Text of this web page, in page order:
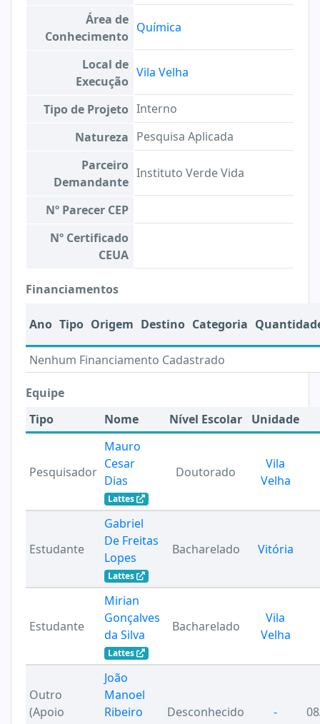
Área de
Conhecimento
Química
Local de
Execução
Vila Velha
Tipo de Projeto Interno
Natureza Pesquisa Aplicada
Parceiro
Demandante
Instituto Verde Vida
Nº Parecer CEP
Nº Certificado
CEUA
Financiamentos
Ano Tipo Origem Destino Categoria
Nenhum Financiamento Cadastrado
Equipe
Tipo
Nome Nível Escolar Unidade
Pesquisador
Mauro
Cesar
Dias
Lattes
Doutorado
Vila
Velha
Estudante
Gabriel
De Freitas
Lopes
Lattes
Bacharelado Vitória
Estudante
Mirian
Gonçalves
da Silva
Lattes
Bacharelado
Vila
Velha
Outro
(Apoio
João
Manoel
Ribeiro
Desconhecido -